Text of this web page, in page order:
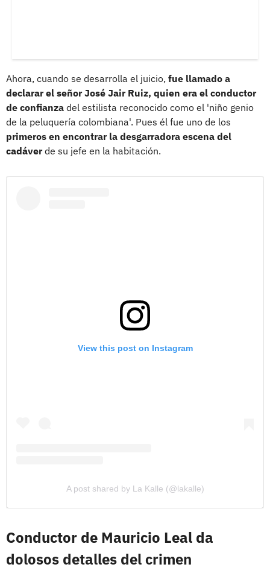
Ahora, cuando se desarrolla el juicio, fue llamado a
declarar el señor José Jair Ruiz, quien era el conductor
de confianza del estilista reconocido como el 'niño genio
de la peluquería colombiana'. Pues él fue uno de los
primeros en encontrar la desgarradora escena del
cadáverde su jefe en la habitación.
View this post on Instagram
A post shared by La Kalle (@lakalle)
Conductor de Mauricio Leal da
dolosos detalles del crimen